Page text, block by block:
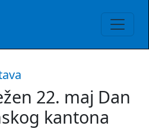
22. maj Dan
kantona